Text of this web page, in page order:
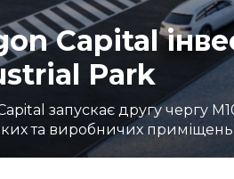
Capital
Park
запускає другу чергу
та виробничих приміщень